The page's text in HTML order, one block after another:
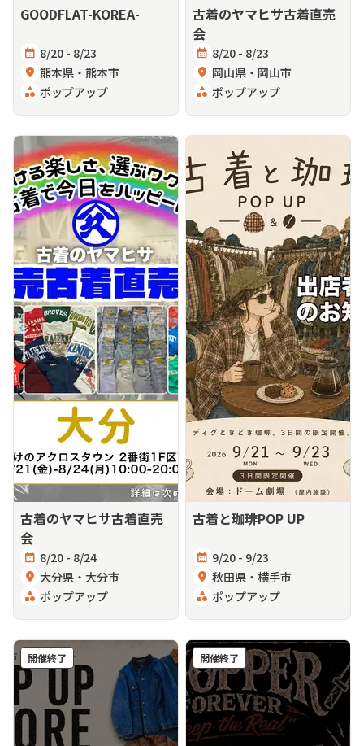
GOODFLAT-KOREA-
calendar_month 8/20 - 8/23
location_on 熊本県・熊本市
category ポップアップ
古着のヤマヒサ古着直売
会
calendar_month 8/20 - 8/23
location_on 岡山県・岡山市
category ポップアップ
古着のヤマヒサ古着直売
会
calendar_month 8/20 - 8/24
location_on 大分県・大分市
category ポップアップ
古着と珈琲POP UP
calendar_month 9/20 - 9/23
location_on 秋田県・横手市
category ポップアップ
開催終了 開催終了